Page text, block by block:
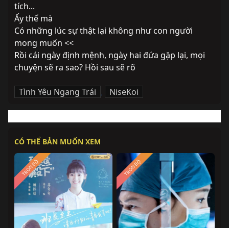
tích...
Ấy thế mà
Có những lúc sự thật lại không như con người
mong muốn <<
Rồi cái ngày định mệnh, ngày hai đứa gặp lại, mọi
chuyện sẽ ra sao? Hồi sau sẽ rõ
Tình Yêu Ngang Trái , NiseKoi
CÓ THỂ BẢN MUỐN XEM
TRỌN BỘ TRỌN BỘ